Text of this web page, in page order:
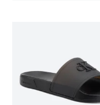
Calvin Klein
GUESS